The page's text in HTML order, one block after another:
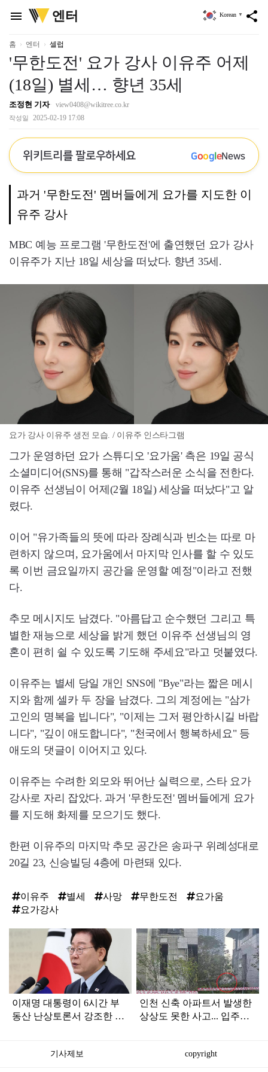
menu
위
키
리
엔터 share
Korean ▼
홈 엔터 셀럽
'무한도전' 요가 강사 이유주 어제
(18일) 별세… 향년 35세
조정현 기자 view0408@wikitree.co.kr
작성일 2025-02-19 17:08
위키트리를 팔로우하세요 GoogleNews
과거 '무한도전' 멤버들에게 요가를 지도한 이
유주 강사
MBC 예능 프로그램 '무한도전'에 출연했던 요가 강사
이유주가 지난 18일 세상을 떠났다. 향년 35세.
요가 강사 이유주 생전 모습. / 이유주 인스타그램
그가 운영하던 요가 스튜디오 '요가움' 측은 19일 공식
소셜미디어(SNS)를 통해 "갑작스러운 소식을 전한다.
이유주 선생님이 어제(2월 18일) 세상을 떠났다"고 알
렸다.
이어 "유가족들의 뜻에 따라 장례식과 빈소는 따로 마
련하지 않으며, 요가움에서 마지막 인사를 할 수 있도
록 이번 금요일까지 공간을 운영할 예정"이라고 전했
다.
추모 메시지도 남겼다. "아름답고 순수했던 그리고 특
별한 재능으로 세상을 밝게 했던 이유주 선생님의 영
혼이 편히 쉴 수 있도록 기도해 주세요"라고 덧붙였다.
이유주는 별세 당일 개인 SNS에 "Bye"라는 짧은 메시
지와 함께 셀카 두 장을 남겼다. 그의 계정에는 "삼가
고인의 명복을 빕니다", "이제는 그저 평안하시길 바랍
니다", "깊이 애도합니다", "천국에서 행복하세요" 등
애도의 댓글이 이어지고 있다.
이유주는 수려한 외모와 뛰어난 실력으로, 스타 요가
강사로 자리 잡았다. 과거 '무한도전' 멤버들에게 요가
를 지도해 화제를 모으기도 했다.
한편 이유주의 마지막 추모 공간은 송파구 위례성대로
20길 23, 신승빌딩 4층에 마련돼 있다.
이유주 별세 사망 무한도전
요가움
요가강사
이재명 대통령이 6시간 부
동산 난상토론서 강조한 내
인천 신축 아파트서 발생한
상상도 못한 사고... 입주민
기사제보 copyright